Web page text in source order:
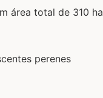
área total de 310 ha
perenes